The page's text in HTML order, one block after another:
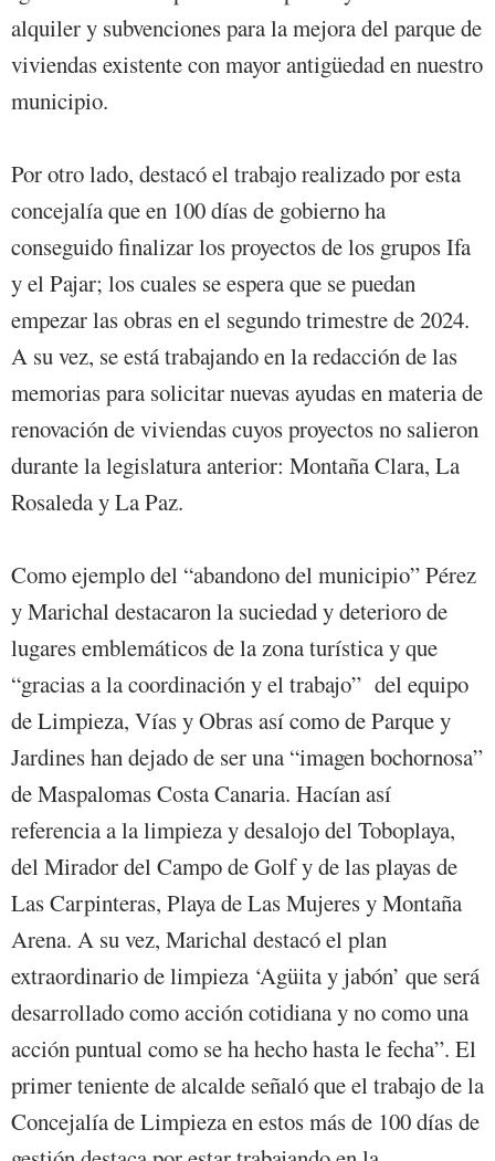
alquiler y subvenciones para la mejora del parque de
viviendas existente con mayor antigüedad en nuestro
municipio.
Por otro lado, destacó el trabajo realizado por esta
concejalía que en 100 días de gobierno ha
conseguido finalizar los proyectos de los grupos Ifa
y el Pajar; los cuales se espera que se puedan
empezar las obras en el segundo trimestre de 2024.
A su vez, se está trabajando en la redacción de las
memorias para solicitar nuevas ayudas en materia de
renovación de viviendas cuyos proyectos no salieron
durante la legislatura anterior: Montaña Clara, La
Rosaleda y La Paz.
Como ejemplo del “abandono del municipio” Pérez
y Marichal destacaron la suciedad y deterioro de
lugares emblemáticos de la zona turística y que
“gracias a la coordinación y el trabajo” del equipo
de Limpieza, Vías y Obras así como de Parque y
Jardines han dejado de ser una “imagen bochornosa”
de Maspalomas Costa Canaria. Hacían así
referencia a la limpieza y desalojo del Toboplaya,
del Mirador del Campo de Golf y de las playas de
Las Carpinteras, Playa de Las Mujeres y Montaña
Arena. A su vez, Marichal destacó el plan
extraordinario de limpieza ‘Agüita y jabón’ que será
desarrollado como acción cotidiana y no como una
acción puntual como se ha hecho hasta le fecha”. El
primer teniente de alcalde señaló que el trabajo de la
Concejalía de Limpieza en estos más de 100 días de